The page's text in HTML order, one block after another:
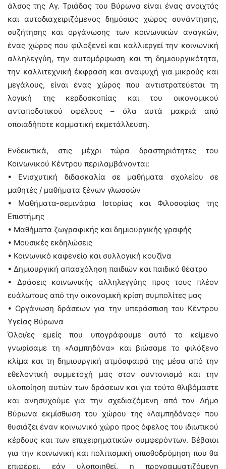
άλσος της Αγ. Τριάδας του Βύρωνα είναι ένας ανοιχτός
και αυτοδιαχειριζόμενος δημόσιος χώρος συνάντησης,
συζήτησης και οργάνωσης των κοινωνικών αναγκών,
ένας χώρος που φιλοξενεί και καλλιεργεί την κοινωνική
αλληλεγγύη, την αυτομόρφωση και τη δημιουργικότητα,
την καλλιτεχνική έκφραση και αναψυχή για μικρούς και
μεγάλους, είναι ένας χώρος που αντιστρατεύεται τη
λογική της κερδοσκοπίας και του οικονομικού
ανταποδοτικού οφέλους – όλα αυτά μακριά από
οποιαδήποτε κομματική εκμετάλλευση.
Ενδεικτικά, στις μέχρι τώρα δραστηριότητες του
Κοινωνικού Κέντρου περιλαμβάνονται:
• Ενισχυτική διδασκαλία σε μαθήματα σχολείου σε
μαθητές / μαθήματα ξένων γλωσσών
• Μαθήματα-σεμινάρια Ιστορίας και Φιλοσοφίας της
Επιστήμης
• Μαθήματα ζωγραφικής και δημιουργικής γραφής
• Μουσικές εκδηλώσεις
• Κοινωνικό καφενείο και συλλογική κουζίνα
• Δημιουργική απασχόληση παιδιών και παιδικό θέατρο
• Δράσεις κοινωνικής αλληλεγγύης προς τους πλέον
ευάλωτους από την οικονομική κρίση συμπολίτες μας
• Οργάνωση δράσεων για την υπεράσπιση του Κέντρου
Υγείας Βύρωνα
Όλοι/ες εμείς που υπογράφουμε αυτό το κείμενο
γνωρίσαμε τη «Λαμπηδόνα» και βιώσαμε το φιλόξενο
κλίμα και τη δημιουργική ατμόσφαιρά της μέσα από την
εθελοντική συμμετοχή μας στον συντονισμό και την
υλοποίηση αυτών των δράσεων και για τούτο θλιβόμαστε
και ανησυχούμε για την σχεδιαζόμενη από τον Δήμο
Βύρωνα εκμίσθωση του χώρου της «Λαμπηδόνας» που
θυσιάζει έναν κοινωνικό χώρο προς όφελος του ιδιωτικού
κέρδους και των επιχειρηματικών συμφερόντων. Βέβαιοι
για την κοινωνική και πολιτισμική οπισθοδρόμηση που θα
επιφέρει, εάν υλοποιηθεί, η προγραμματιζόμενη